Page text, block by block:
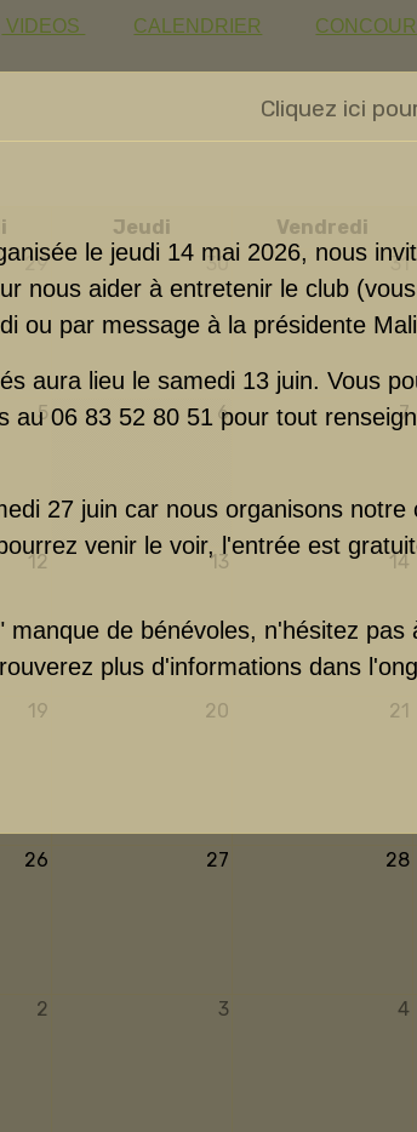
VIDEOS CALENDRIER
Jeudi Vendredi
29 30 31
5 6 7
12 13 14
19 20 21
26 27 28
2 3 4
Cliquez ici
le jeudi 14 mai 2026, nous
nous aider à entretenir le club
ou par message à la présidente
aura lieu le samedi 13 juin. Vous
au 06 83 52 80 51 pour tout
27 juin car nous organisons notre
venir le voir, l'entrée est
manque de bénévoles, n'hésitez pas
plus d'informations dans